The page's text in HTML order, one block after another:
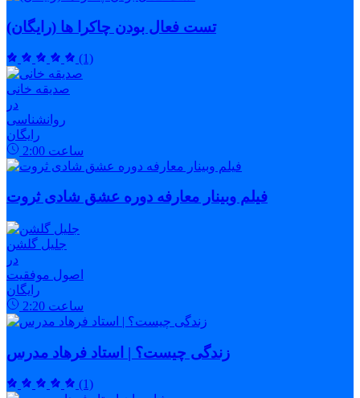
تست فعال بودن چاکرا ها (رایگان)
(1)
صدیقه خانی
در
روانشناسی
رایگان
2:00 ساعت
فیلم وبینار معارفه دوره عشق شادی ثروت
جلیل گلشن
در
اصول موفقیت
رایگان
2:20 ساعت
زندگی چیست؟ | استاد فرهاد مدرس
(1)